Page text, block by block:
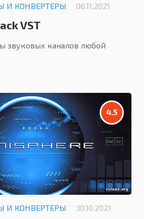
И КОНВЕРТЕРЫ 06.11.2021
VST
звуковых каналов любой
4.5
И КОНВЕРТЕРЫ 30.10.2021